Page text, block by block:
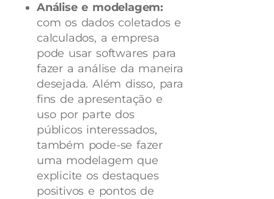
Análise e modelagem:
com os dados coletados e
calculados, a empresa
pode usar softwares para
fazer a análise da maneira
desejada. Além disso, para
fins de apresentação e
uso por parte dos
públicos interessados,
também pode-se fazer
uma modelagem que
explicite os destaques
positivos e pontos de